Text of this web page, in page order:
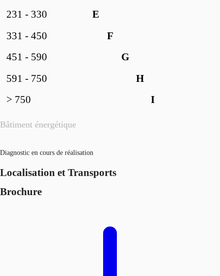
Bâtiment énergétique
E
231 - 330
F
331 - 450
G
451 - 590
H
591 - 750
I
> 750
Diagnostic en cours de réalisation
Localisation et Transports
Brochure